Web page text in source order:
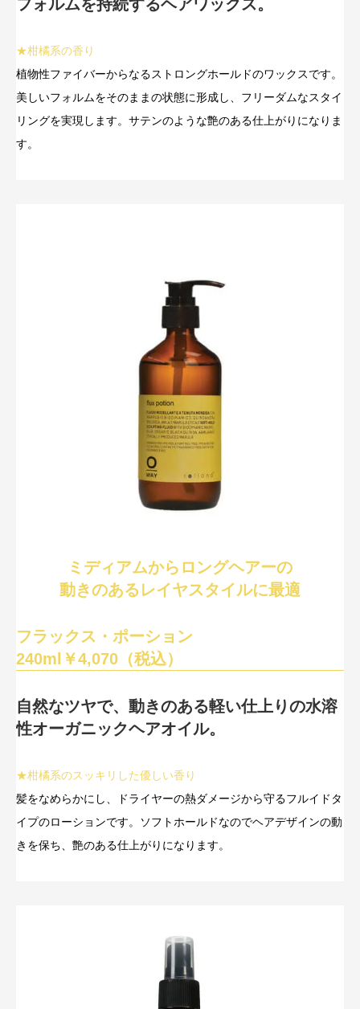
フォルムを持続するヘアワックス。
★柑橘系の香り
植物性ファイバーからなるストロングホールドのワックスです。
美しいフォルムをそのままの状態に形成し、フリーダムなスタイ
リングを実現します。サテンのような艶のある仕上がりになりま
す。
ミディアムからロングヘアーの
動きのあるレイヤスタイルに最適
フラックス・ポーション
240ml￥4,070（税込）
自然なツヤで、動きのある軽い仕上りの水溶
性オーガニックヘアオイル。
★柑橘系のスッキリした優しい香り
髪をなめらかにし、ドライヤーの熱ダメージから守るフルイドタ
イプのローションです。ソフトホールドなのでヘアデザインの動
きを保ち、艶のある仕上がりになります。